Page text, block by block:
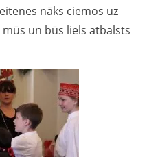
nāks ciemos uz
un būs liels atbalsts